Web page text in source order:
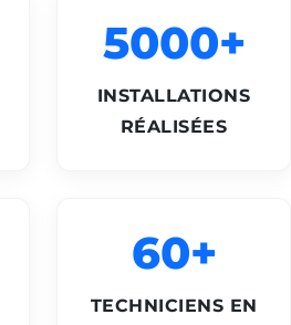
5000+
INSTALLATIONS
RÉALISÉES
60+
TECHNICIENS EN